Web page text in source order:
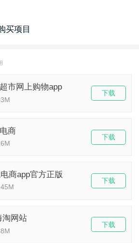
买项目
市网上购物app
下载
商
下载
商app官方正版
下载
淘网站
下载